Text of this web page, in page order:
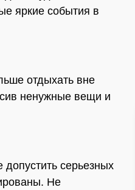
яркие события в
отдыхать вне
ненужные вещи и
серьезных
Не